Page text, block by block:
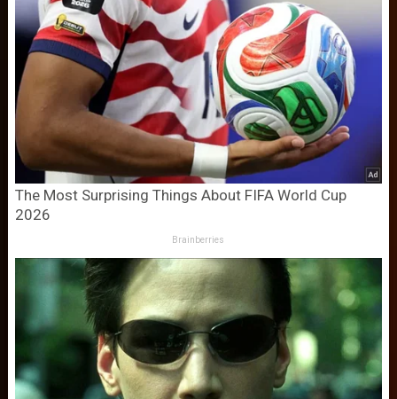
The Most Surprising Things About FIFA World Cup
2026
Brainberries